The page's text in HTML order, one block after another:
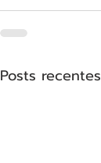
Posts recentes